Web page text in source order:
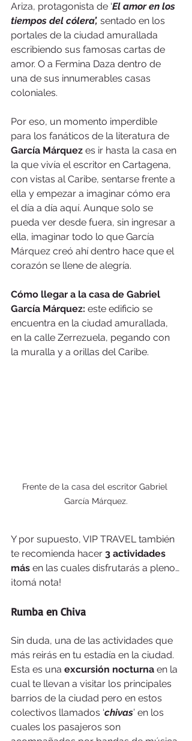
Ariza, protagonista de ‘El amor en los
tiempos del cólera’, sentado en los
portales de la ciudad amurallada
escribiendo sus famosas cartas de
amor. O a Fermina Daza dentro de
una de sus innumerables casas
coloniales.
Por eso, un momento imperdible
para los fanáticos de la literatura de
García Márquez es ir hasta la casa en
la que vivía el escritor en Cartagena,
con vistas al Caribe, sentarse frente a
ella y empezar a imaginar cómo era
el día a día aquí. Aunque solo se
pueda ver desde fuera, sin ingresar a
ella, imaginar todo lo que García
Márquez creó ahí dentro hace que el
corazón se llene de alegría.
Cómo llegar a la casa de Gabriel
García Márquez: este edificio se
encuentra en la ciudad amurallada,
en la calle Zerrezuela, pegando con
la muralla y a orillas del Caribe.
Frente de la casa del escritor Gabriel
García Márquez.
Y por supuesto, VIP TRAVEL también
te recomienda hacer 3 actividades
más en las cuales disfrutarás a pleno…
¡tomá nota!
Rumba en Chiva
Sin duda, una de las actividades que
más reirás en tu estadía en la ciudad.
Esta es una excursión nocturna en la
cual te llevan a visitar los principales
barrios de la ciudad pero en estos
colectivos llamados ‘chivas’ en los
cuales los pasajeros son